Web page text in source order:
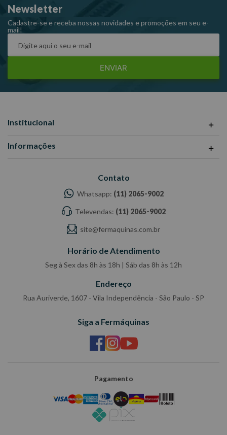
prima.
Raven 714060
Newsletter
Cadastre-se e receba nossas novidades e promoções em seu e-
mail!
ENVIAR
Institucional
Informações
Contato
Whatsapp: (11) 2065-9002
Televendas: (11) 2065-9002
site@fermaquinas.com.br
Horário de Atendimento
Seg à Sex das 8h às 18h | Sáb das 8h às 12h
Endereço
Rua Auriverde, 1607 - Vila Independência - São Paulo - SP
Siga a Fermáquinas
Pagamento